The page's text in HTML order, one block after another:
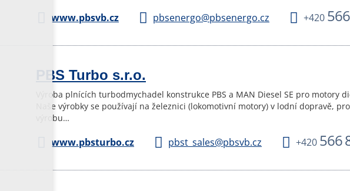
www.pbsvb.cz pbsenergo@pbsenergo.cz +420
PBS Turbo s.r.o.
Výroba plnících turbodmychadel konstrukce PBS a MAN Diesel SE pro motory
Naše výrobky se používají na železnici (lokomotivní motory) v lodní dopravě,
výrobu…
www.pbsturbo.cz pbst_sales@pbsvb.cz +420 566